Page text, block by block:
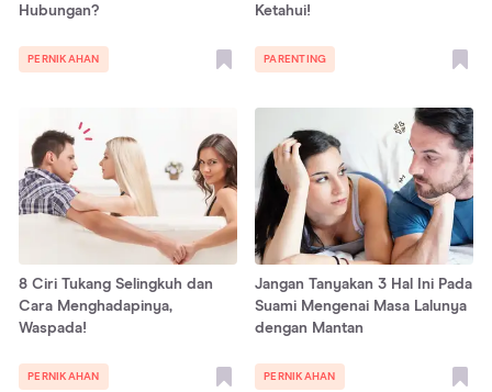
Hubungan?
PERNIKAHAN
Ketahui!
PARENTING
8 Ciri Tukang Selingkuh dan
Cara Menghadapinya,
Waspada!
PERNIKAHAN
Jangan Tanyakan 3 Hal Ini Pada
Suami Mengenai Masa Lalunya
dengan Mantan
PERNIKAHAN